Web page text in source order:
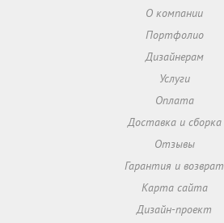
О компании
Портфолио
Дизайнерам
Услуги
Оплата
Доставка и сборка
Отзывы
Гарантия и возврат
Карта сайта
Дизайн-проект